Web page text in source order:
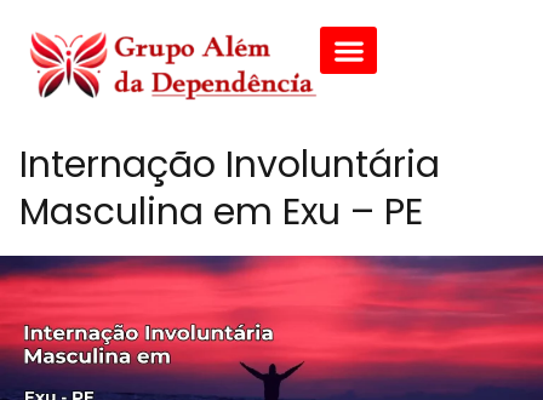
Internação Involuntária
Masculina em Exu – PE